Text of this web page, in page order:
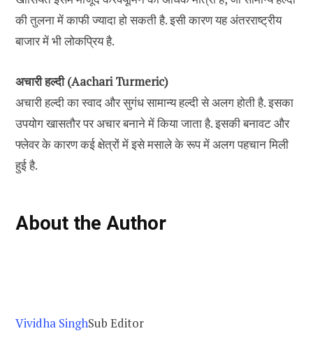
की तुलना में काफी ज्यादा हो सकती है. इसी कारण यह अंतरराष्ट्रीय
बाजार में भी लोकप्रिय है.
अचारी हल्दी (Aachari Turmeric)
अचारी हल्दी का स्वाद और सुगंध सामान्य हल्दी से अलग होती है. इसका
उपयोग खासतौर पर अचार बनाने में किया जाता है. इसकी बनावट और
फ्लेवर के कारण कई क्षेत्रों में इसे मसाले के रूप में अलग पहचान मिली
हुई है.
About the Author
Vividha SinghSub Editor